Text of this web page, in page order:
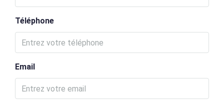
Téléphone
Email